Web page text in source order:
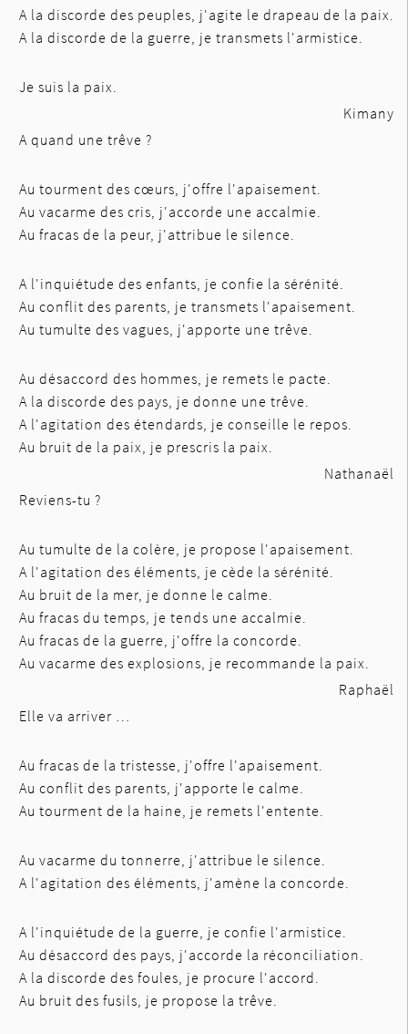
A la discorde des peuples, j'agite le drapeau de la paix.
A la discorde de la guerre, je transmets l'armistice.
Je suis la paix.
Kimany
A quand une trêve ?
Au tourment des cœurs, j'offre l'apaisement.
Au vacarme des cris, j'accorde une accalmie.
Au fracas de la peur, j'attribue le silence.
A l'inquiétude des enfants, je confie la sérénité.
Au conflit des parents, je transmets l'apaisement.
Au tumulte des vagues, j'apporte une trêve.
Au désaccord des hommes, je remets le pacte.
A la discorde des pays, je donne une trêve.
A l'agitation des étendards, je conseille le repos.
Au bruit de la paix, je prescris la paix.
Nathanaël
Reviens-tu ?
Au tumulte de la colère, je propose l'apaisement.
A l'agitation des éléments, je cède la sérénité.
Au bruit de la mer, je donne le calme.
Au fracas du temps, je tends une accalmie.
Au fracas de la guerre, j'offre la concorde.
Au vacarme des explosions, je recommande la paix.
Raphaël
Elle va arriver …
Au fracas de la tristesse, j'offre l'apaisement.
Au conflit des parents, j'apporte le calme.
Au tourment de la haine, je remets l'entente.
Au vacarme du tonnerre, j'attribue le silence.
A l'agitation des éléments, j'amène la concorde.
A l'inquiétude de la guerre, je confie l'armistice.
Au désaccord des pays, j'accorde la réconciliation.
A la discorde des foules, je procure l'accord.
Au bruit des fusils, je propose la trêve.